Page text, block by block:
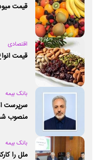
قیمت
اقتصادی
قیمت
بانک بیمه
سرپرست
منصوب
بانک بیمه
ملل را